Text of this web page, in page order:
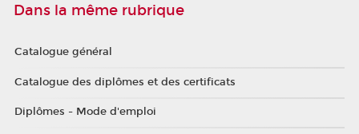
Dans la même rubrique
Catalogue général
Catalogue des diplômes et des certificats
Diplômes - Mode d'emploi